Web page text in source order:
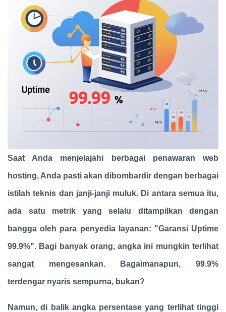
Saat Anda menjelajahi berbagai penawaran web
hosting, Anda pasti akan dibombardir dengan berbagai
istilah teknis dan janji-janji muluk. Di antara semua itu,
ada satu metrik yang selalu ditampilkan dengan
bangga oleh para penyedia layanan: "Garansi Uptime
99.9%". Bagi banyak orang, angka ini mungkin terlihat
sangat mengesankan. Bagaimanapun, 99.9%
terdengar nyaris sempurna, bukan?
Namun, di balik angka persentase yang terlihat tinggi